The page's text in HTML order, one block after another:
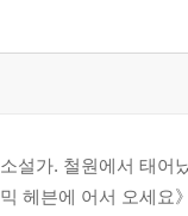
소설가. 철원에서 태어
믹 헤븐에 어서 오세요